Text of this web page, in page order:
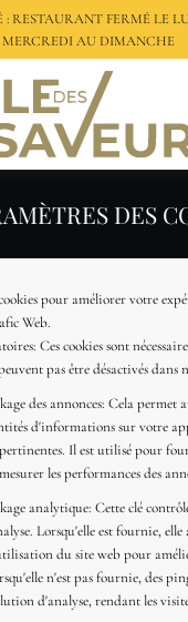
: RESTAURANT FERMÉ LE
MERCREDI AU DIMANCHE
DES
pour améliorer votre
Web.
: Ces cookies sont
pas être désactivés dans
des annonces: Cela permet
d'informations sur votre
Il est utilisé pour
les performances des
analytique: Cette clé
Lorsqu'elle est fournie,
du site web pour
n'est pas fournie, des
d'analyse, rendant les